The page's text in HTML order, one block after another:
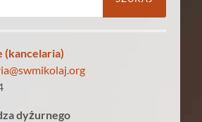
(kancelaria)
dyżurnego